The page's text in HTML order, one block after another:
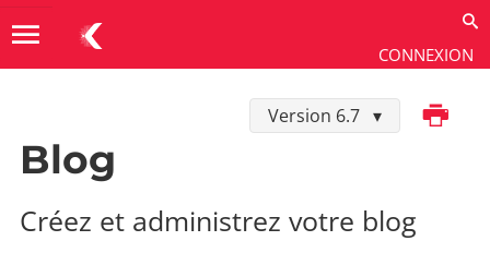
CONNEXION
menu
Version 6.7Imprimer
Blog
Blog
Créez et administrez votre blog